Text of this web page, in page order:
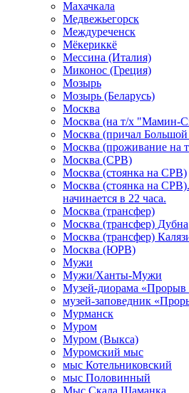
Махачкала
Медвежьегорск
Междуреченск
Мёкериккё
Мессина (Италия)
Миконос (Греция)
Мозырь
Мозырь (Беларусь)
Москва
Москва (на т/х "Мамин-
Москва (причал
Москва (проживание на
Москва (СРВ)
Москва (стоянка на СРВ)
Москва (стоянка на СРВ).
начинается в 22 часа.
Москва (трансфер)
Москва (трансфер) Дубна
Москва (трансфер)
Москва (ЮРВ)
Мужи
Мужи/Ханты-Мужи
Музей-диорама «Прорыв
музей-заповедник
Мурманск
Муром
Муром (Выкса)
Муромский мыс
мыс Котельниковский
мыс Половинный
Мыс Скала Шаманка